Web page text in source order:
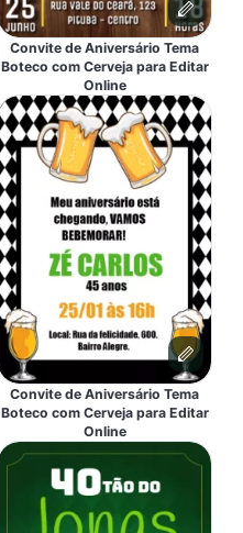
Convite de Aniversário Tema
Boteco com Cerveja para Editar
Online
Convite de Aniversário Tema
Boteco com Cerveja para Editar
Online